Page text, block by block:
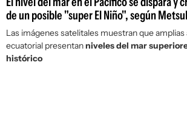
de un posible "super El Niño", según
Las imágenes satelitales muestran que amplias
ecuatorial presentanniveles del mar
histórico